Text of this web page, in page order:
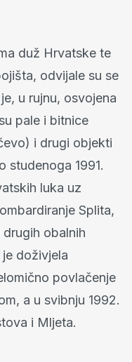
duž Hrvatske te
odvijale su se
u rujnu, osvojena
pale i bitnice
i drugi objekti
studenoga 1991.
luka uz
Splita,
obalnih
je doživjela
povlačenje
a u svibnju 1992.
i Mljeta.